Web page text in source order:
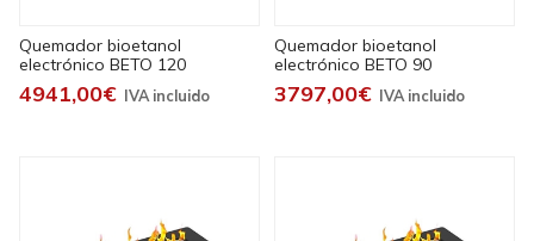
Quemador bioetanol
electrónico BETO 120
4941,00€
Quemador bioetanol
electrónico BETO 90
3797,00€